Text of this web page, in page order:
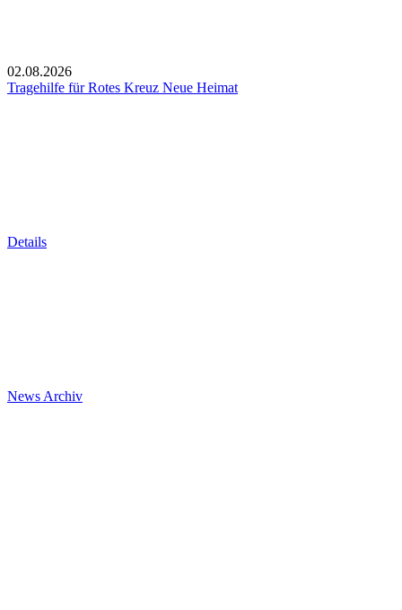
02.08.2026
Tragehilfe für Rotes Kreuz Neue Heimat
Details
News Archiv